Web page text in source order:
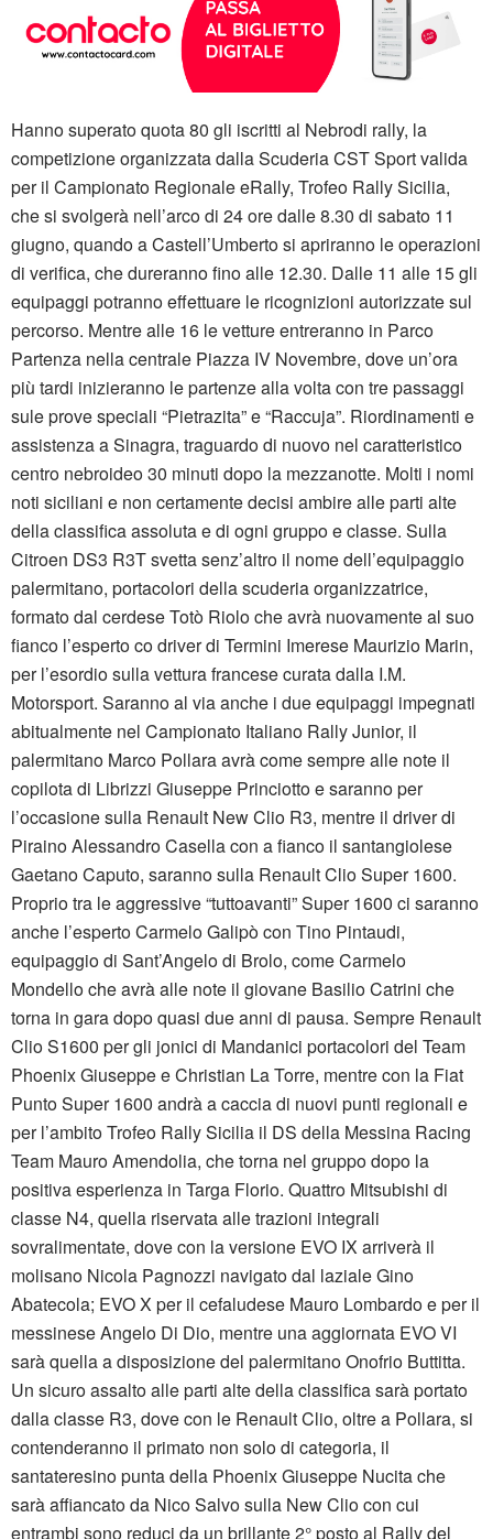
Hanno superato quota 80 gli iscritti al Nebrodi rally, la
competizione organizzata dalla Scuderia CST Sport valida
per il Campionato Regionale eRally, Trofeo Rally Sicilia,
che si svolgerà nell’arco di 24 ore dalle 8.30 di sabato 11
giugno, quando a Castell’Umberto si apriranno le operazioni
di verifica, che dureranno fino alle 12.30. Dalle 11 alle 15 gli
equipaggi potranno effettuare le ricognizioni autorizzate sul
percorso. Mentre alle 16 le vetture entreranno in Parco
Partenza nella centrale Piazza IV Novembre, dove un’ora
più tardi inizieranno le partenze alla volta con tre passaggi
sule prove speciali “Pietrazita” e “Raccuja”. Riordinamenti e
assistenza a Sinagra, traguardo di nuovo nel caratteristico
centro nebroideo 30 minuti dopo la mezzanotte. Molti i nomi
noti siciliani e non certamente decisi ambire alle parti alte
della classifica assoluta e di ogni gruppo e classe. Sulla
Citroen DS3 R3T svetta senz’altro il nome dell’equipaggio
palermitano, portacolori della scuderia organizzatrice,
formato dal cerdese Totò Riolo che avrà nuovamente al suo
fianco l’esperto co driver di Termini Imerese Maurizio Marin,
per l’esordio sulla vettura francese curata dalla I.M.
Motorsport. Saranno al via anche i due equipaggi impegnati
abitualmente nel Campionato Italiano Rally Junior, il
palermitano Marco Pollara avrà come sempre alle note il
copilota di Librizzi Giuseppe Princiotto e saranno per
l’occasione sulla Renault New Clio R3, mentre il driver di
Piraino Alessandro Casella con a fianco il santangiolese
Gaetano Caputo, saranno sulla Renault Clio Super 1600.
Proprio tra le aggressive “tuttoavanti” Super 1600 ci saranno
anche l’esperto Carmelo Galipò con Tino Pintaudi,
equipaggio di Sant’Angelo di Brolo, come Carmelo
Mondello che avrà alle note il giovane Basilio Catrini che
torna in gara dopo quasi due anni di pausa. Sempre Renault
Clio S1600 per gli jonici di Mandanici portacolori del Team
Phoenix Giuseppe e Christian La Torre, mentre con la Fiat
Punto Super 1600 andrà a caccia di nuovi punti regionali e
per l’ambito Trofeo Rally Sicilia il DS della Messina Racing
Team Mauro Amendolia, che torna nel gruppo dopo la
positiva esperienza in Targa Florio. Quattro Mitsubishi di
classe N4, quella riservata alle trazioni integrali
sovralimentate, dove con la versione EVO IX arriverà il
molisano Nicola Pagnozzi navigato dal laziale Gino
Abatecola; EVO X per il cefaludese Mauro Lombardo e per il
messinese Angelo Di Dio, mentre una aggiornata EVO VI
sarà quella a disposizione del palermitano Onofrio Buttitta.
Un sicuro assalto alle parti alte della classifica sarà portato
dalla classe R3, dove con le Renault Clio, oltre a Pollara, si
contenderanno il primato non solo di categoria, il
santateresino punta della Phoenix Giuseppe Nucita che
sarà affiancato da Nico Salvo sulla New Clio con cui
entrambi sono reduci da un brillante 2° posto al Rally del